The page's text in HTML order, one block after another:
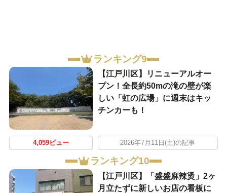
ランキング9
【江戸川区】リニューアルオー
プン！全長約50mの滝の壁が楽
しい「虹の広場」に週末はキッ
チンカーも！
4,059ビュー 2026年7月11日(土)の記事
ランキング10
【江戸川区】「盛盛麻辣烫」2ヶ
月立たずに新しいお店の看板に